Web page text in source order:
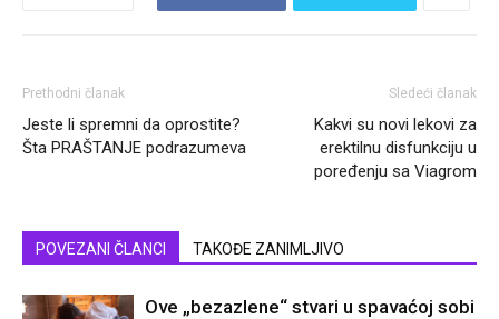
Prethodni članak
Jeste li spremni da oprostite?
Šta PRAŠTANJE podrazumeva
Sledeći članak
Kakvi su novi lekovi za
erektilnu disfunkciju u
poređenju sa Viagrom
POVEZANI ČLANCI TAKOĐE ZANIMLJIVO
Ove „bezazlene“ stvari u spavaćoj sobi